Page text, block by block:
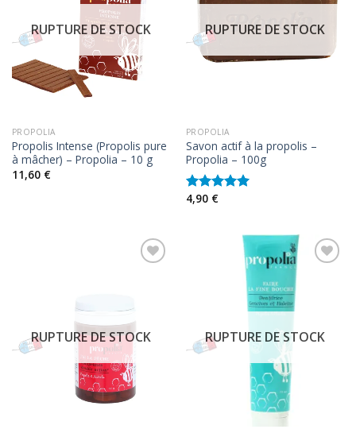
RUPTURE DE STOCK
PROPOLIA
Propolis Intense (Propolis pure
à mâcher) – Propolia – 10 g
11,60 €
RUPTURE DE STOCK
PROPOLIA
Savon actif à la propolis –
Propolia – 100g
Note5.00
4,90 €
RUPTURE DE STOCK RUPTURE DE STOCK